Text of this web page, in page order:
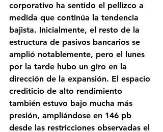
corporativo ha sentido el pellizco a
medida que continúa la tendencia
bajista. Inicialmente, el resto de la
estructura de pasivos bancarios se
amplió notablemente, pero el lunes
por la tarde hubo un giro en la
dirección de la expansión. El espacio
crediticio de alto rendimiento
también estuvo bajo mucha más
presión, ampliándose en 146 pb
desde las restricciones observadas el